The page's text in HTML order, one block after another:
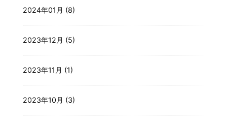
2024年01月 (8)
2023年12月 (5)
2023年11月 (1)
2023年10月 (3)